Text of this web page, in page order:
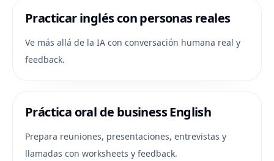
Practicar inglés con personas reales
Ve más allá de la IA con conversación humana real y
feedback.
Práctica oral de business English
Prepara reuniones, presentaciones, entrevistas y
llamadas con worksheets y feedback.